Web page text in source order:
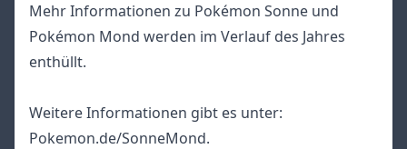
Mehr Informationen zu Pokémon Sonne und
Pokémon Mond werden im Verlauf des Jahres
enthüllt.
Weitere Informationen gibt es unter:
Pokemon.de/SonneMond.